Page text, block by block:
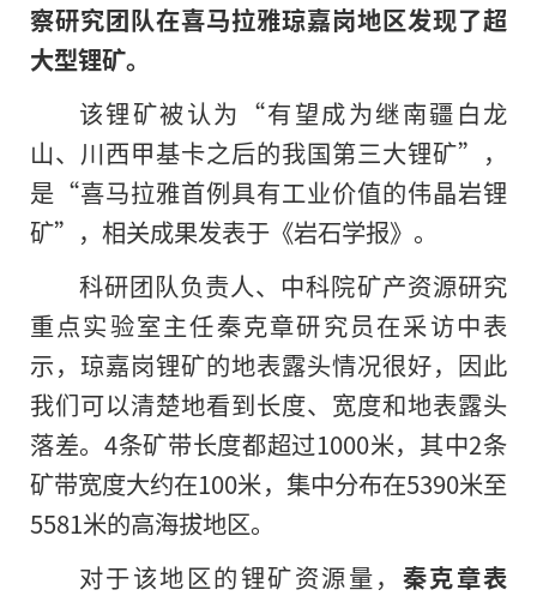
察研究团队在喜马拉雅琼嘉岗地区发现了超
大型锂矿。
该锂矿被认为“有望成为继南疆白龙
山、川西甲基卡之后的我国第三大锂矿”，
是“喜马拉雅首例具有工业价值的伟晶岩锂
矿”，相关成果发表于《岩石学报》。
科研团队负责人、中科院矿产资源研究
重点实验室主任秦克章研究员在采访中表
示，琼嘉岗锂矿的地表露头情况很好，因此
我们可以清楚地看到长度、宽度和地表露头
落差。 4条矿带长度都超过1000米，其中2条
矿带宽度大约在100米，集中分布在5390米至
5581米的高海拔地区。
对于该地区的锂矿资源量， 秦克章表